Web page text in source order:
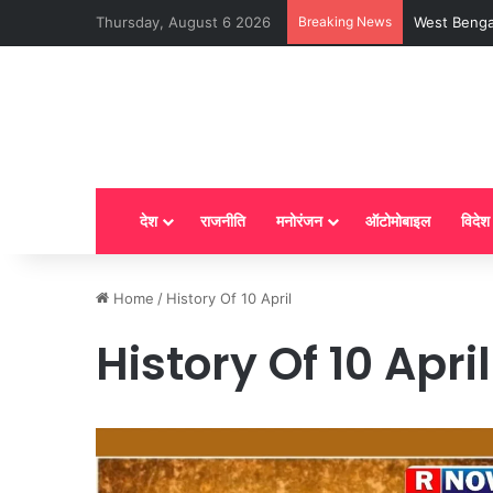
Thursday, August 6 2026 Breaking News
देश राजनीति मनोरंजन ऑटोमोबाइल विदेश
Home / History Of 10 April
History Of 10 April